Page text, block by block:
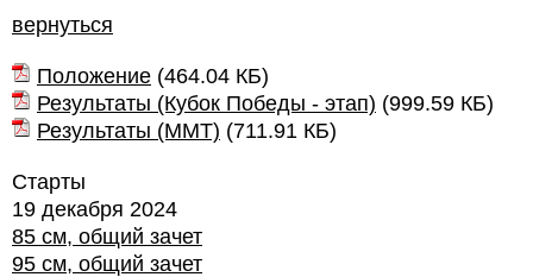
вернуться
Положение (464.04 КБ)
Результаты (Кубок Победы - этап) (999.59 КБ)
Результаты (ММТ) (711.91 КБ)
Старты
19 декабря 2024
85 см, общий зачет
95 см, общий зачет